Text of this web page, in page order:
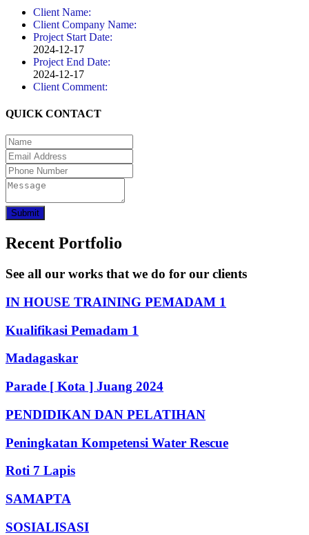
Client Name:
Client Company Name:
Project Start Date:
2024-12-17
Project End Date:
2024-12-17
Client Comment:
QUICK CONTACT
Submit
Recent Portfolio
See all our works that we do for our clients
IN HOUSE TRAINING PEMADAM 1
Kualifikasi Pemadam 1
Madagaskar
Parade [ Kota ] Juang 2024
PENDIDIKAN DAN PELATIHAN
Peningkatan Kompetensi Water Rescue
Roti 7 Lapis
SAMAPTA
SOSIALISASI